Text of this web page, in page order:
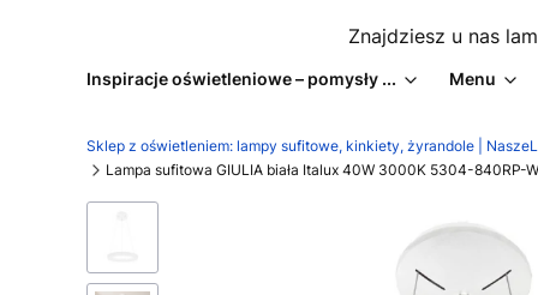
Znajdziesz u nas
Inspiracje oświetleniowe – pomysły ... Menu
Sklep z oświetleniem: lampy sufitowe, kinkiety, żyrandole |
Lampa sufitowa GIULIA biała Italux 40W 3000K 5304-840RP-